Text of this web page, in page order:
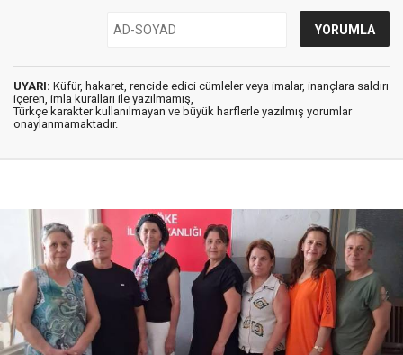
UYARI: Küfür, hakaret, rencide edici cümleler veya imalar, inançlara saldırı
içeren, imla kuralları ile yazılmamış,
Türkçe karakter kullanılmayan ve büyük harflerle yazılmış yorumlar
onaylanmamaktadır.